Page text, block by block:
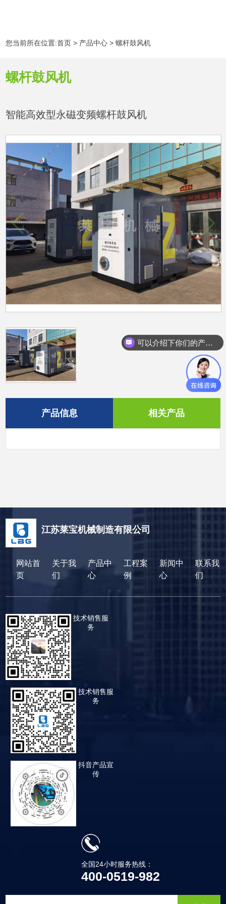
您当前所在位置:首页 > 产品中心 >螺杆鼓风机
螺杆鼓风机
智能高效型永磁变频螺杆鼓风机
产品信息 相关产品
江苏莱宝机械制造有限公司
网站首
页
关于我
们
产品中
心
工程案
例
新闻中
心
联系我
们
技术销售服
务
技术销售服
务
抖音产品宣
传
全国24小时服务热线：
400-0519-982
可以介绍下你们的产品么？